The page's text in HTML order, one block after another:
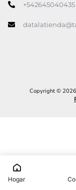
+542645040435
Copyright © 2026
Hogar